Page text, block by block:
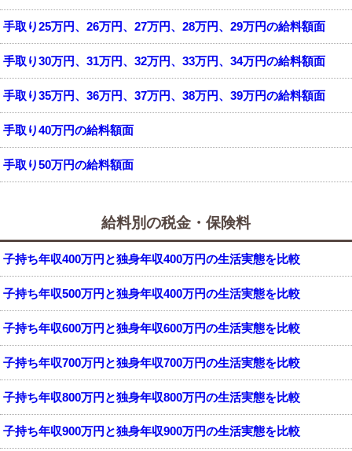
手取り25万円、26万円、27万円、28万円、29万円の給料額面
手取り30万円、31万円、32万円、33万円、34万円の給料額面
手取り35万円、36万円、37万円、38万円、39万円の給料額面
手取り40万円の給料額面
手取り50万円の給料額面
給料別の税金・保険料
子持ち年収400万円と独身年収400万円の生活実態を比較
子持ち年収500万円と独身年収400万円の生活実態を比較
子持ち年収600万円と独身年収600万円の生活実態を比較
子持ち年収700万円と独身年収700万円の生活実態を比較
子持ち年収800万円と独身年収800万円の生活実態を比較
子持ち年収900万円と独身年収900万円の生活実態を比較